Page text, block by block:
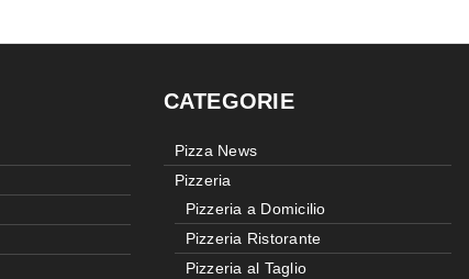
CATEGORIE
Pizza News
Pizzeria
Pizzeria a Domicilio
Pizzeria Ristorante
Pizzeria al Taglio